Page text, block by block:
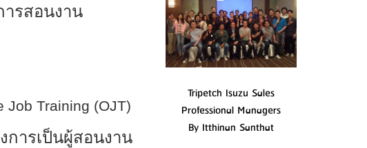
รสอนงาน
Job Training (OJT)
การเป็นผู้สอนงาน
Tripetch Isuzu Sales
Professional Managers
By Itthinan Santhat